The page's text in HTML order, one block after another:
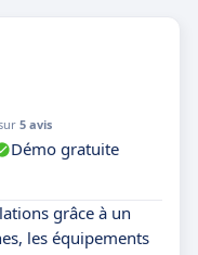
5 avis
Démo gratuite
grâce à un
les équipements